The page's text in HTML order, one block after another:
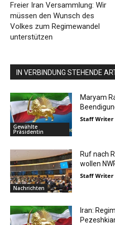
Freier Iran Versammlung: Wir
müssen den Wunsch des
Volkes zum Regimewandel
unterstützen
IN VERBINDUNG STEHENDE
Gewählte
Präsidentin
Maryam
Staff Writer
Nachrichten
Ruf nach
wollen
Staff Writer
Iran: